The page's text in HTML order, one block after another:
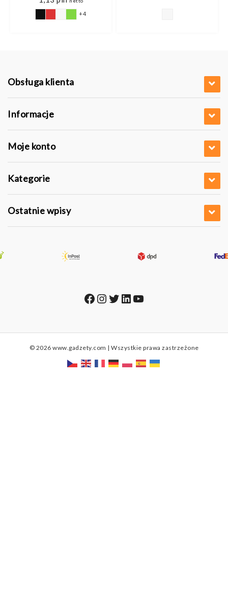
+4
Obsługa klienta
Informacje
Moje konto
Kategorie
Ostatnie wpisy
Facebook
Instagram
Twitter
LinkedIn
YouTube
© 2026 www.gadzety.com | Wszystkie prawa zastrzeżone